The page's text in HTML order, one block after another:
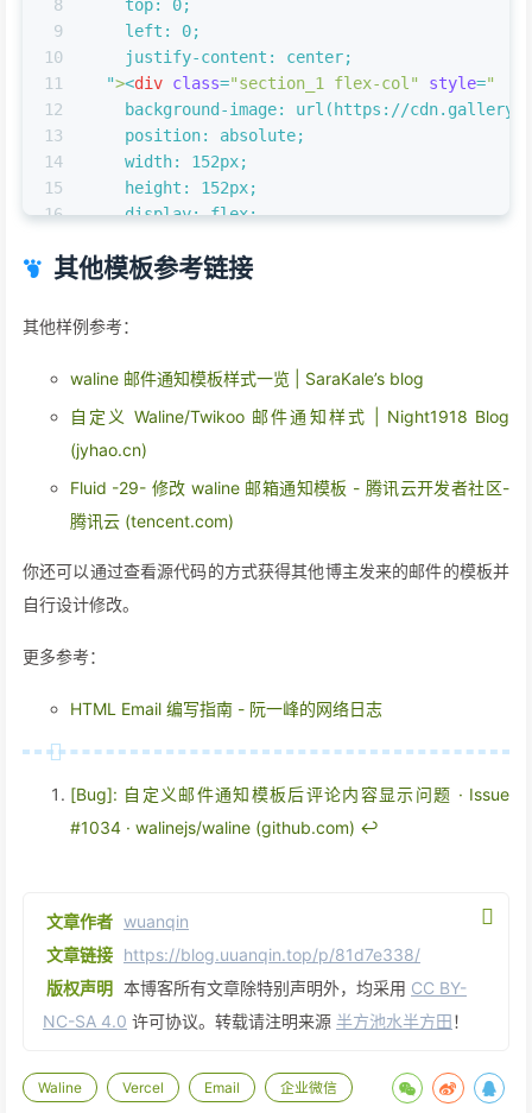
8
9
10
11
12
13
14
15
16
18
20
24
30
31
33
35
37
38
43
44
46
47
49
50
    top: 0;
    left: 0;
    justify-content: center;
  "
><div class="section_1 flex-col" style="
background-image: url(https://
    position: absolute;
    width: 152px;
    height: 152px;
    display: flex;
    background-size: cover;
<
    display: flex;
    align-items: center;
  "
>
    display: flex;
    flex-direction: column;
    margin: 0 20px;
  "
>
    font-size: 26px;
    font-weight: bold;
    text-align: center;
span class= "text_2"
    font-weight: bold;
    color: #00000050;
    margin-top: 21px;
    text-align: center;
</div>
<div class="box_2 flex-row" style=
其他模板参考链接
其他样例参考：
waline 邮件通知模板样式一览 | SaraKale’s blog
自定义 Waline/Twikoo 邮件通知样式 | Night1918 Blog
(jyhao.cn)
Fluid -29- 修改 waline 邮箱通知模板 - 腾讯云开发者社区-
腾讯云 (tencent.com)
你还可以通过查看源代码的方式获得其他博主发来的邮件的模板并
自行设计修改。
更多参考：
HTML Email 编写指南 - 阮一峰的网络日志
[Bug]: 自定义邮件通知模板后评论内容显示问题 · Issue
#1034 · walinejs/waline (github.com) ↩︎
文章作者 wuanqin
文章链接 https://blog.uuanqin.top/p/81d7e338/
版权声明 本博客所有文章除特别声明外，均采用 CC BY-
NC-SA 4.0 许可协议。转载请注明来源 半方池水半方田！
Waline Vercel Email 企业微信